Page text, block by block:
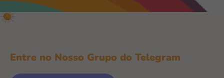
Entre no Nosso Grupo do Telegram